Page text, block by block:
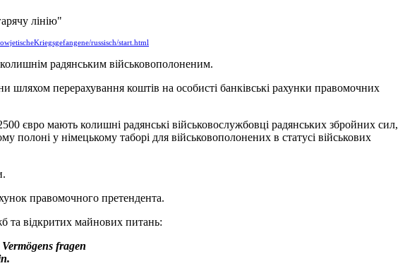
лінію"
russisch/start.html
радянським військовополоненим.
перерахування коштів на особисті банківські рахунки правомочних
євро мають колишні радянські військовослужбовці радянських збройних сил,
полоні у німецькому таборі для військовополонених в статусі військових
правомочного претендента.
та відкритих майнових питань:
fragen